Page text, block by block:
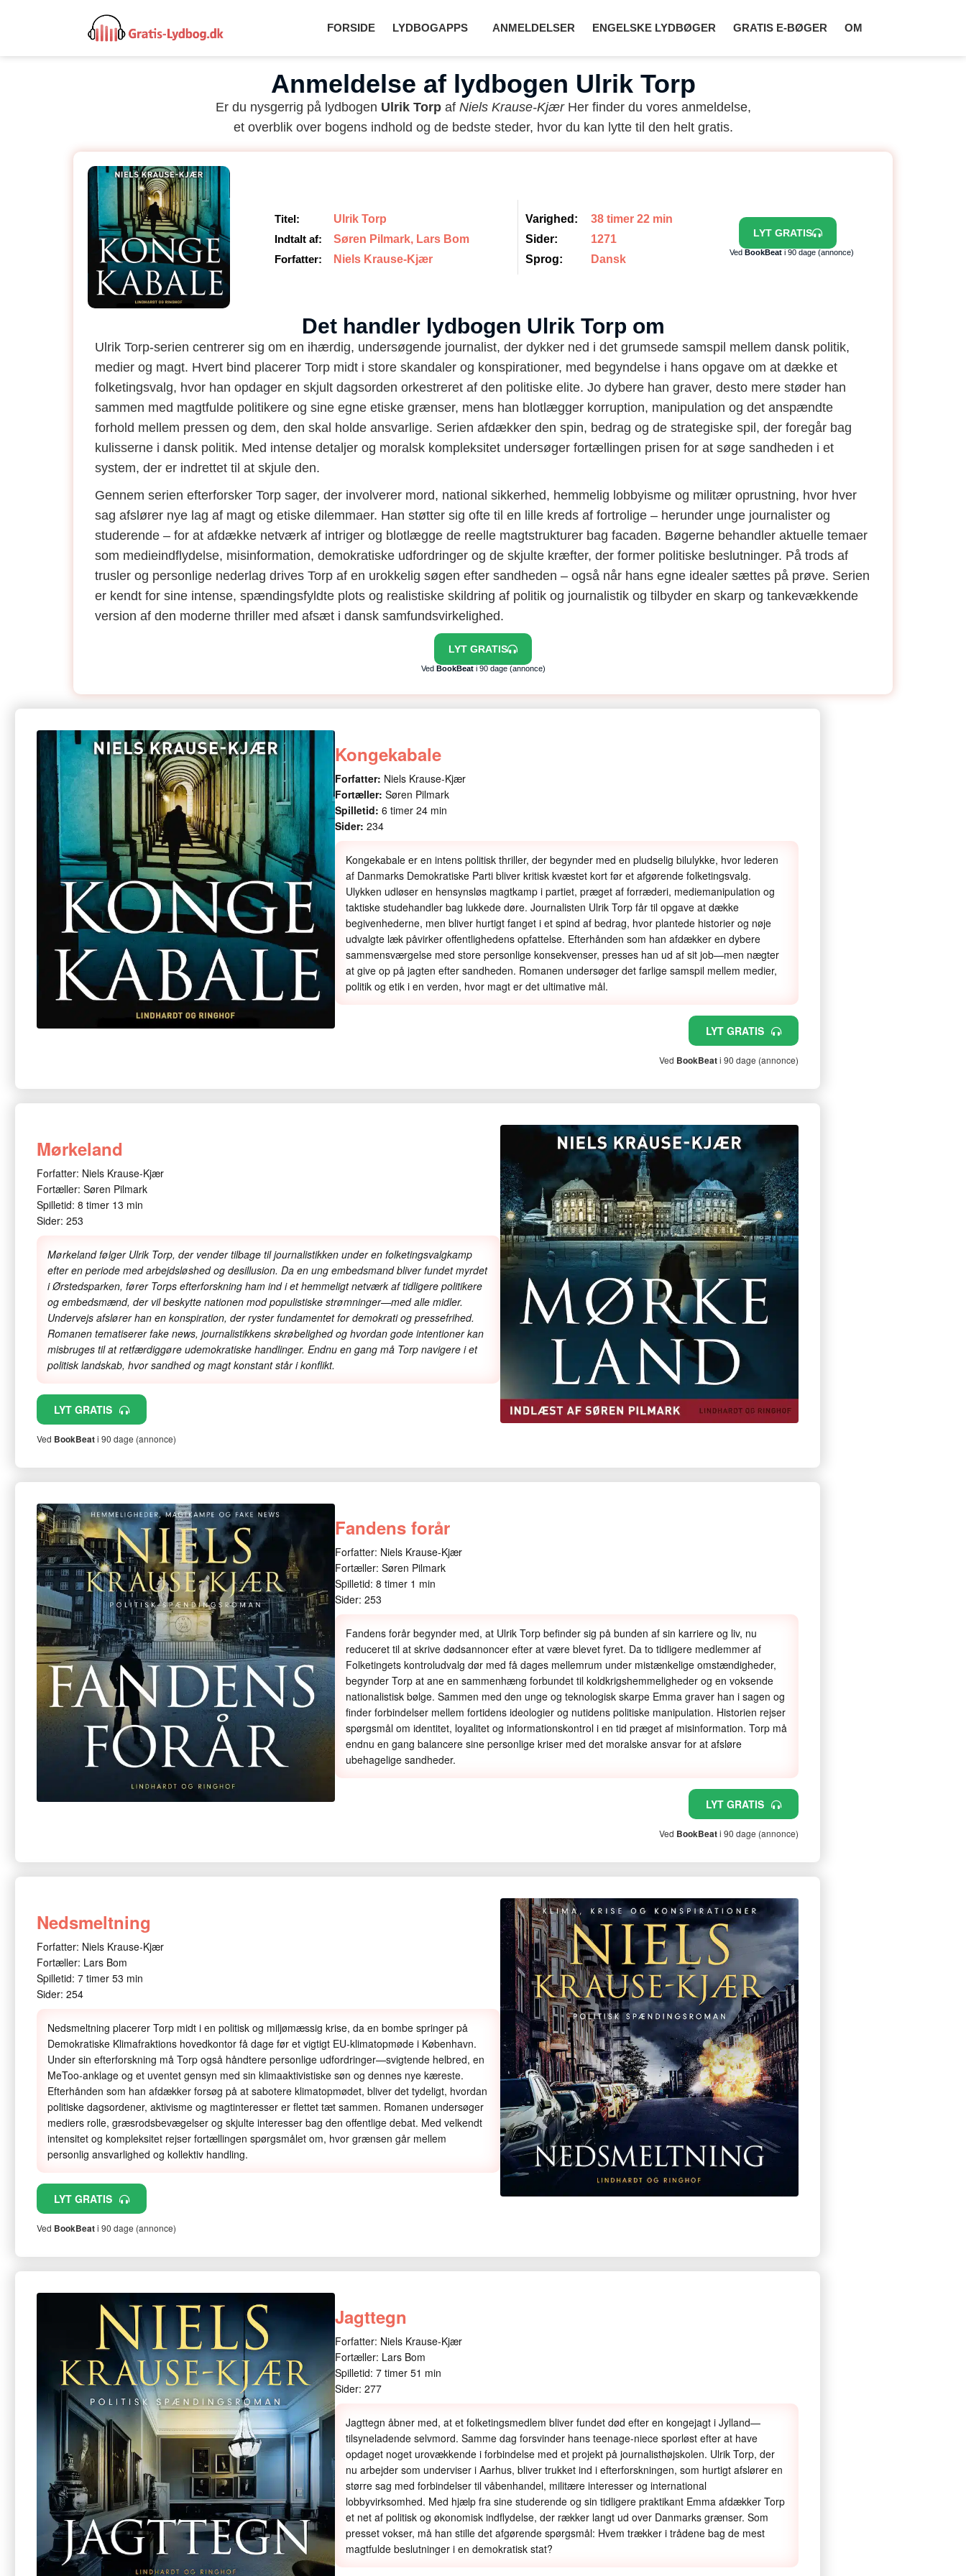
FORSIDE LYDBOGAPPS ANMELDELSER ENGELSKE LYDBØGER GRATIS E-BØGER OM
Anmeldelse af lydbogen Ulrik Torp
Er du nysgerrig på lydbogen Ulrik Torp af Niels Krause-KjærHer finder du vores anmeldelse,
et overblik over bogens indhold og de bedste steder, hvor du kan lytte til den helt gratis.
Titel:
Ulrik Torp
Indtalt af:
Søren Pilmark, Lars Bom
Forfatter:
Niels Krause-Kjær
Varighed:
38 timer 22 min
Sider:
1271
Sprog:
Dansk
LYT GRATIS
Ved BookBeati 90 dage (annonce)
Det handler lydbogen Ulrik Torp om
Ulrik Torp-serien centrerer sig om en ihærdig, undersøgende journalist, der dykker ned i det grumsede samspil mellem dansk politik,
medier og magt. Hvert bind placerer Torp midt i store skandaler og konspirationer, med begyndelse i hans opgave om at dække et
folketingsvalg, hvor han opdager en skjult dagsorden orkestreret af den politiske elite. Jo dybere han graver, desto mere støder han
sammen med magtfulde politikere og sine egne etiske grænser, mens han blotlægger korruption, manipulation og det anspændte
forhold mellem pressen og dem, den skal holde ansvarlige. Serien afdækker den spin, bedrag og de strategiske spil, der foregår bag
kulisserne i dansk politik. Med intense detaljer og moralsk kompleksitet undersøger fortællingen prisen for at søge sandheden i et
system, der er indrettet til at skjule den.
Gennem serien efterforsker Torp sager, der involverer mord, national sikkerhed, hemmelig lobbyisme og militær oprustning, hvor hver
sag afslører nye lag af magt og etiske dilemmaer. Han støtter sig ofte til en lille kreds af fortrolige – herunder unge journalister og
studerende – for at afdække netværk af intriger og blotlægge de reelle magtstrukturer bag facaden. Bøgerne behandler aktuelle temaer
som medieindflydelse, misinformation, demokratiske udfordringer og de skjulte kræfter, der former politiske beslutninger. På trods af
trusler og personlige nederlag drives Torp af en urokkelig søgen efter sandheden – også når hans egne idealer sættes på prøve. Serien
er kendt for sine intense, spændingsfyldte plots og realistiske skildring af politik og journalistik og tilbyder en skarp og tankevækkende
version af den moderne thriller med afsæt i dansk samfundsvirkelighed.
LYT GRATIS
Ved BookBeati 90 dage (annonce)
Kongekabale
Forfatter: Niels Krause-Kjær
Fortæller: Søren Pilmark
Spilletid: 6 timer 24 min
Sider: 234
Kongekabale er en intens politisk thriller, der begynder med en pludselig bilulykke, hvor lederen
af Danmarks Demokratiske Parti bliver kritisk kvæstet kort før et afgørende folketingsvalg.
Ulykken udløser en hensynsløs magtkamp i partiet, præget af forræderi, mediemanipulation og
taktiske studehandler bag lukkede døre. Journalisten Ulrik Torp får til opgave at dække
begivenhederne, men bliver hurtigt fanget i et spind af bedrag, hvor plantede historier og nøje
udvalgte læk påvirker offentlighedens opfattelse. Efterhånden som han afdækker en dybere
sammensværgelse med store personlige konsekvenser, presses han ud af sit job—men nægter
at give op på jagten efter sandheden. Romanen undersøger det farlige samspil mellem medier,
politik og etik i en verden, hvor magt er det ultimative mål.
LYT GRATIS
Ved BookBeati 90 dage (annonce)
Mørkeland
Forfatter: Niels Krause-Kjær
Fortæller: Søren Pilmark
Spilletid: 8 timer 13 min
Sider: 253
Mørkeland følger Ulrik Torp, der vender tilbage til journalistikken under en folketingsvalgkamp
efter en periode med arbejdsløshed og desillusion. Da en ung embedsmand bliver fundet myrdet
i Ørstedsparken, fører Torps efterforskning ham ind i et hemmeligt netværk af tidligere politikere
og embedsmænd, der vil beskytte nationen mod populistiske strømninger—med alle midler.
Undervejs afslører han en konspiration, der ryster fundamentet for demokrati og pressefrihed.
Romanen tematiserer fake news, journalistikkens skrøbelighed og hvordan gode intentioner kan
misbruges til at retfærdiggøre udemokratiske handlinger. Endnu en gang må Torp navigere i et
politisk landskab, hvor sandhed og magt konstant står i konflikt.
LYT GRATIS
Ved BookBeati 90 dage (annonce)
Fandens forår
Forfatter: Niels Krause-Kjær
Fortæller: Søren Pilmark
Spilletid: 8 timer 1 min
Sider: 253
Fandens forår begynder med, at Ulrik Torp befinder sig på bunden af sin karriere og liv, nu
reduceret til at skrive dødsannoncer efter at være blevet fyret. Da to tidligere medlemmer af
Folketingets kontroludvalg dør med få dages mellemrum under mistænkelige omstændigheder,
begynder Torp at ane en sammenhæng forbundet til koldkrigshemmeligheder og en voksende
nationalistisk bølge. Sammen med den unge og teknologisk skarpe Emma graver han i sagen og
finder forbindelser mellem fortidens ideologier og nutidens politiske manipulation. Historien rejser
spørgsmål om identitet, loyalitet og informationskontrol i en tid præget af misinformation. Torp må
endnu en gang balancere sine personlige kriser med det moralske ansvar for at afsløre
ubehagelige sandheder.
LYT GRATIS
Ved BookBeati 90 dage (annonce)
Nedsmeltning
Forfatter: Niels Krause-Kjær
Fortæller: Lars Bom
Spilletid: 7 timer 53 min
Sider: 254
Nedsmeltning placerer Torp midt i en politisk og miljømæssig krise, da en bombe springer på
Demokratiske Klimafraktions hovedkontor få dage før et vigtigt EU-klimatopmøde i København.
Under sin efterforskning må Torp også håndtere personlige udfordringer—svigtende helbred, en
MeToo-anklage og et uventet gensyn med sin klimaaktivistiske søn og dennes nye kæreste.
Efterhånden som han afdækker forsøg på at sabotere klimatopmødet, bliver det tydeligt, hvordan
politiske dagsordener, aktivisme og magtinteresser er flettet tæt sammen. Romanen undersøger
mediers rolle, græsrodsbevægelser og skjulte interesser bag den offentlige debat. Med velkendt
intensitet og kompleksitet rejser fortællingen spørgsmålet om, hvor grænsen går mellem
personlig ansvarlighed og kollektiv handling.
LYT GRATIS
Ved BookBeati 90 dage (annonce)
Jagttegn
Forfatter: Niels Krause-Kjær
Fortæller: Lars Bom
Spilletid: 7 timer 51 min
Sider: 277
Jagttegn åbner med, at et folketingsmedlem bliver fundet død efter en kongejagt i Jylland—
tilsyneladende selvmord. Samme dag forsvinder hans teenage-niece sporløst efter at have
opdaget noget urovækkende i forbindelse med et projekt på journalisthøjskolen. Ulrik Torp, der
nu arbejder som underviser i Aarhus, bliver trukket ind i efterforskningen, som hurtigt afslører en
større sag med forbindelser til våbenhandel, militære interesser og international
lobbyvirksomhed. Med hjælp fra sine studerende og sin tidligere praktikant Emma afdækker Torp
et net af politisk og økonomisk indflydelse, der rækker langt ud over Danmarks grænser. Som
presset vokser, må han stille det afgørende spørgsmål: Hvem trækker i trådene bag de mest
magtfulde beslutninger i en demokratisk stat?